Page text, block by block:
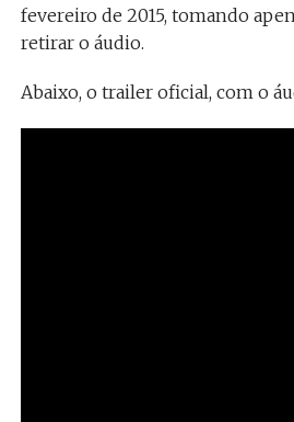
fevereiro de 2015, tomando
retirar o áudio.
Abaixo, o trailer oficial, com o